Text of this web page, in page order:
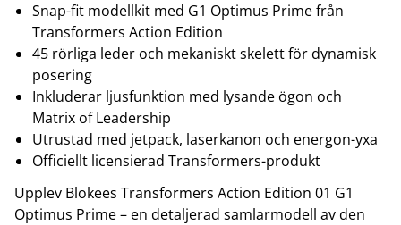
Snap-fit modellkit med G1 Optimus Prime från
Transformers Action Edition
45 rörliga leder och mekaniskt skelett för dynamisk
posering
Inkluderar ljusfunktion med lysande ögon och
Matrix of Leadership
Utrustad med jetpack, laserkanon och energon-yxa
Officiellt licensierad Transformers-produkt
Upplev Blokees Transformers Action Edition 01 G1
Optimus Prime – en detaljerad samlarmodell av den